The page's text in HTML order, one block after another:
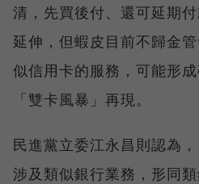
清，先買後付、還可延期
延伸，但蝦皮目前不歸金
似信用卡的服務，可能形
「雙卡風暴」再現。
民進黨立委江永昌則認為
涉及類似銀行業務，形同